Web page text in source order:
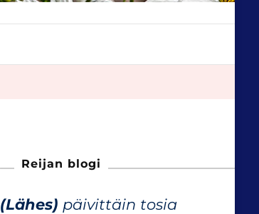
Reijan blogi
(Lähes) päivittäin tosia